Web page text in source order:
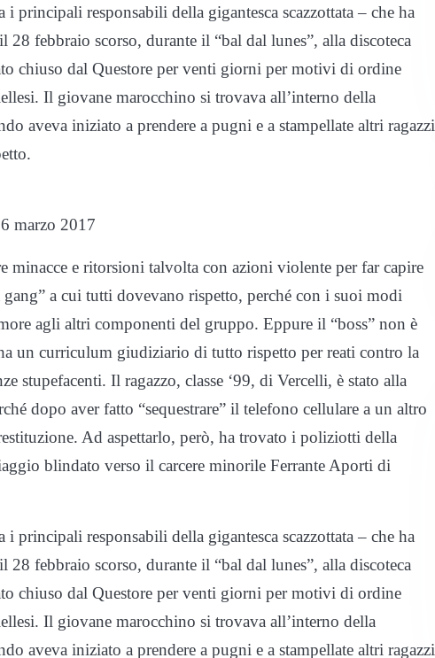
principali responsabili della gigantesca scazzottata – che ha
febbraio scorso, durante il “bal dal lunes”, alla discoteca
chiuso dal Questore per venti giorni per motivi di ordine
Il giovane marocchino si trovava all’interno della
aveva iniziato a prendere a pugni e a stampellate altri ragazzi
marzo 2017
minacce e ritorsioni talvolta con azioni violente per far capire
a cui tutti dovevano rispetto, perché con i suoi modi
agli altri componenti del gruppo. Eppure il “boss” non è
un curriculum giudiziario di tutto rispetto per reati contro la
stupefacenti. Il ragazzo, classe ‘99, di Vercelli, è stato alla
dopo aver fatto “sequestrare” il telefono cellulare a un altro
Ad aspettarlo, però, ha trovato i poliziotti della
blindato verso il carcere minorile Ferrante Aporti di
principali responsabili della gigantesca scazzottata – che ha
febbraio scorso, durante il “bal dal lunes”, alla discoteca
chiuso dal Questore per venti giorni per motivi di ordine
Il giovane marocchino si trovava all’interno della
aveva iniziato a prendere a pugni e a stampellate altri ragazzi